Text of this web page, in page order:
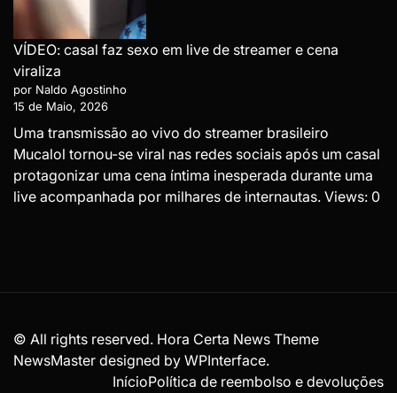
VÍDEO: casal faz sexo em live de streamer e cena
viraliza
por Naldo Agostinho
15 de Maio, 2026
Uma transmissão ao vivo do streamer brasileiro
Mucalol tornou-se viral nas redes sociais após um casal
protagonizar uma cena íntima inesperada durante uma
live acompanhada por milhares de internautas. Views: 0
© All rights reserved. Hora Certa News Theme
NewsMaster designed by WPInterface.
InícioPolítica de reembolso e devoluções